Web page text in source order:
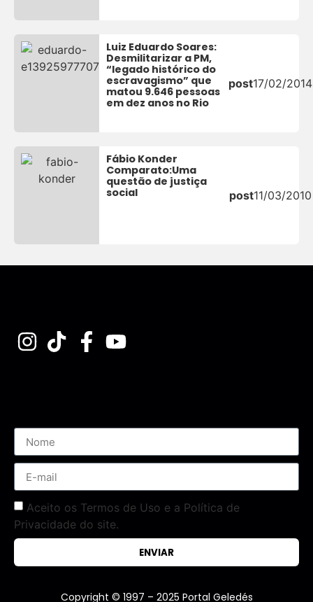
Luiz Eduardo Soares:
Desmilitarizar a PM,
“legado histórico do
escravagismo” que
matou 9.646 pessoas
em dez anos no Rio
post17/02/2014
Fábio Konder
Comparato:Uma
questão de justiça
social
post11/03/2010
Aceito os Termos de Uso e a Política de
Privacidade do site.
ENVIAR
Copyright © 1997 – 2025 Portal Geledés